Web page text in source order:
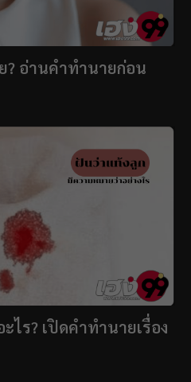
? อ่านคำทำนายก่อน
ไร? เปิดคำทำนายเรื่อง